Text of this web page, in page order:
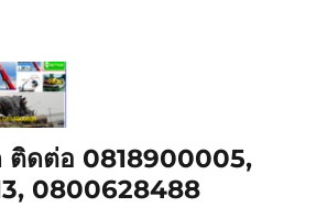
ติดต่อ 0818900005,
0800628488